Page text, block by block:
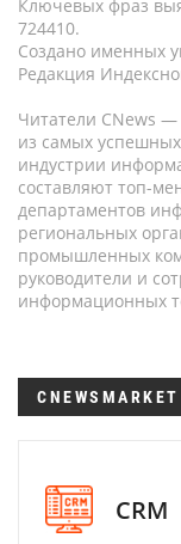
Ключевых фраз
724410.
Создано именных
Редакция
Читатели CNews —
из самых
индустрии
составляют топ-
департаментов
региональных
промышленных
руководители и
информационных
CNEWSMARKET
CRM